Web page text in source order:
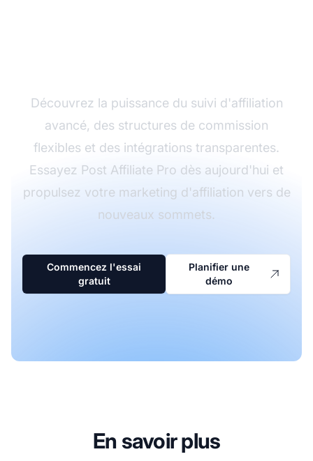
Découvrez la puissance du suivi d'affiliation
avancé, des structures de commission
flexibles et des intégrations transparentes.
Essayez Post Affiliate Pro dès aujourd'hui et
propulsez votre marketing d'affiliation vers de
nouveaux sommets.
Commencez l'essai
gratuit
Planifier une
démo
En savoir plus